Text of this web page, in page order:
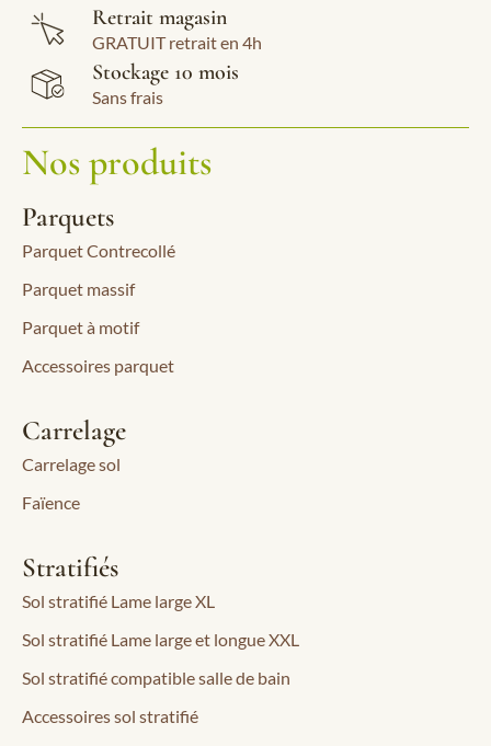
Retrait magasin
GRATUIT retrait en 4h
Stockage 10 mois
Sans frais
Nos produits
Parquets
Parquet Contrecollé
Parquet massif
Parquet à motif
Accessoires parquet
Carrelage
Carrelage sol
Faïence
Stratifiés
Sol stratifié Lame large XL
Sol stratifié Lame large et longue XXL
Sol stratifié compatible salle de bain
Accessoires sol stratifié